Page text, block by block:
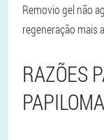
Removio gel não
regeneração mais
RAZÕES